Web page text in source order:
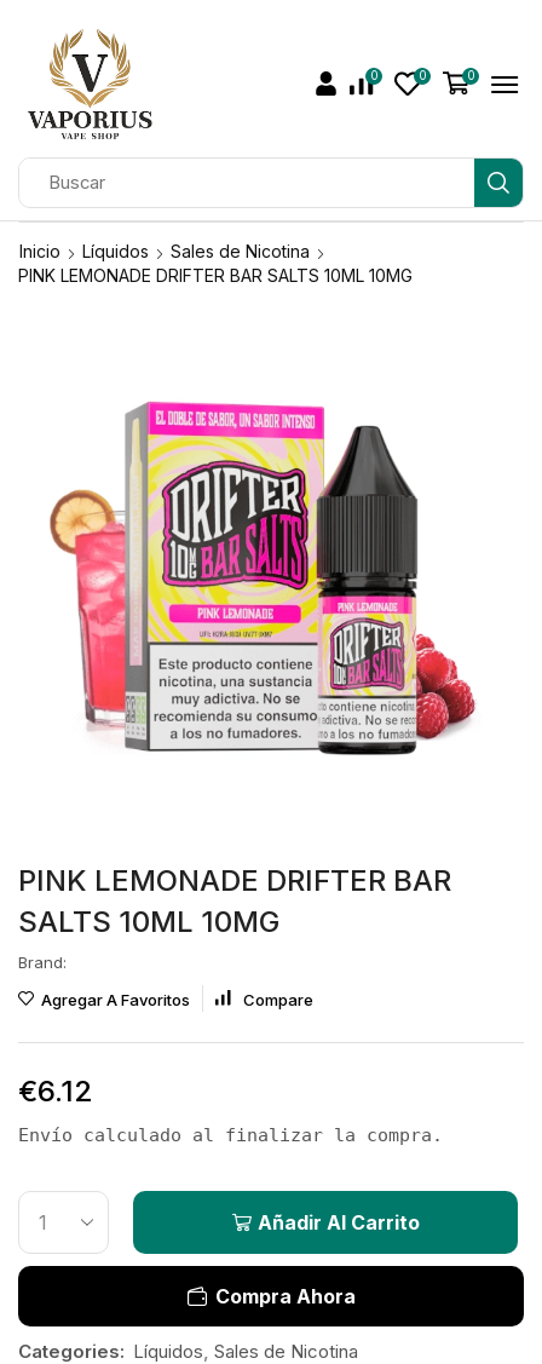
0 0 0
Inicio Líquidos
Sales de Nicotina
PINK LEMONADE DRIFTER BAR SALTS 10ML 10MG
PINK LEMONADE DRIFTER BAR
SALTS 10ML 10MG
Brand:
Agregar A Favoritos
Compare
€6.12
Envío calculado al finalizar la compra.
Añadir Al Carrito
Compra Ahora
Categories: Líquidos, Sales de Nicotina